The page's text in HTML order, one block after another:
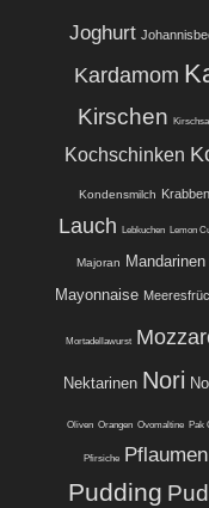
Joghurt
Kardamom
Kirschen
Kochschinken
Kondensmilch Krabben
Lauch Lebkuchen Lemon
Majoran Mandarinen
Mayonnaise
Mortadellawurst
Nektarinen Nori
Oliven Orangen Ovomaltine Pak
Pfirsiche Pflaumen
Pudding